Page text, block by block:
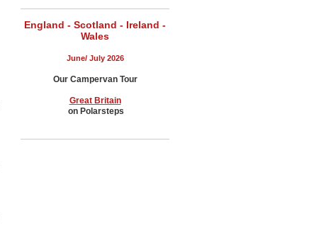
England - Scotland - Ireland -
Wales
June/ July 2026
Our Campervan Tour
Great Britain
on Polarsteps